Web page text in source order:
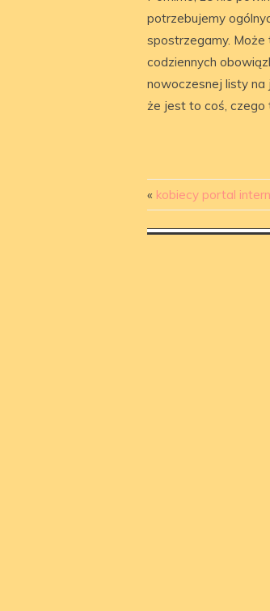
potrzebujemy
spostrzegamy. Może
codziennych
nowoczesnej listy na
że jest to coś, czego
« kobiecy portal